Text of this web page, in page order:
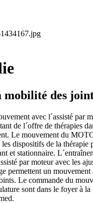
des
avec l´assisté par
de l´offre de thérapies
Le mouvement du
dispositifs de la thérapie
et stationnaire.
par moteur avec les
permettent un mouvement
Le commande du
sont dans le foyer à la